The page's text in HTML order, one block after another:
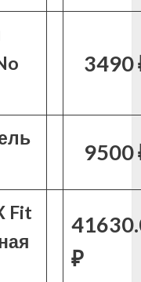
3490
9500
Fit
₽